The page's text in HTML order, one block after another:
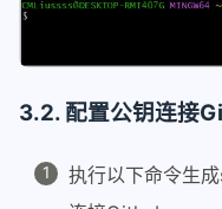
3.2. 配置公钥连接
执行以下命令生